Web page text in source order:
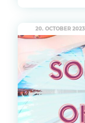
20. OCTOBER 2023